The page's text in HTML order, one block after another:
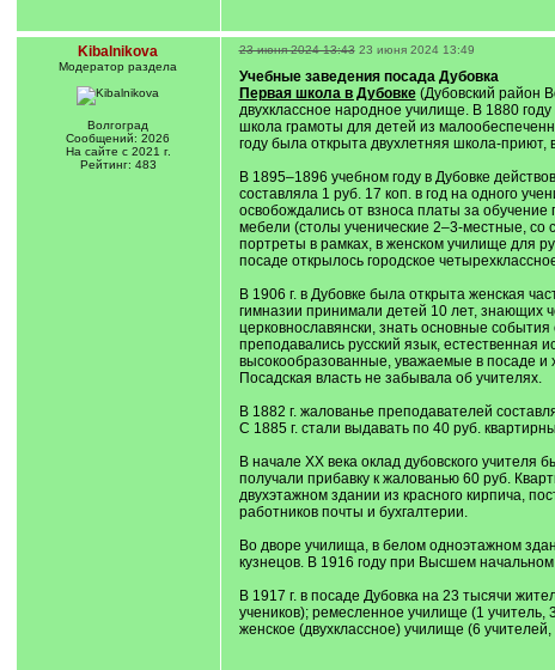
Kibalnikova
Модератор раздела
Волгоград
Сообщений: 2026
На сайте с 2021 г.
Рейтинг: 483
23 июня 2024 13:43 23 июня 2024 13:49
Учебные заведения посада Дубовка
Первая школа в Дубовке(Дубовский район
двухклассное народное училище. В 1880
школа грамоты для детей из
году была открыта двухлетняя школа-приют,
В 1895–1896 учебном году в Дубовке
составляла 1 руб. 17 коп. в год на одного
освобождались от взноса платы за
мебели (столы ученические 2–3-местные, со
портреты в рамках, в женском училище для
посаде открылось городское
В 1906 г. в Дубовке была открыта женская
гимназии принимали детей 10 лет, знающих
церковнославянски, знать основные
преподавались русский язык, естественная
высокообразованные, уважаемые в посаде
Посадская власть не забывала об учителях.
В 1882 г. жалованье преподавателей
С 1885 г. стали выдавать по 40 руб.
В начале XX века оклад дубовского
получали прибавку к жалованью 60 руб.
двухэтажном здании из красного кирпича,
работников почты и бухгалтерии.
Во дворе училища, в белом одноэтажном
кузнецов. В 1916 году при Высшем
В 1917 г. в посаде Дубовка на 23 тысячи
учеников); ремесленное училище (1 учитель,
женское (двухклассное) училище (6